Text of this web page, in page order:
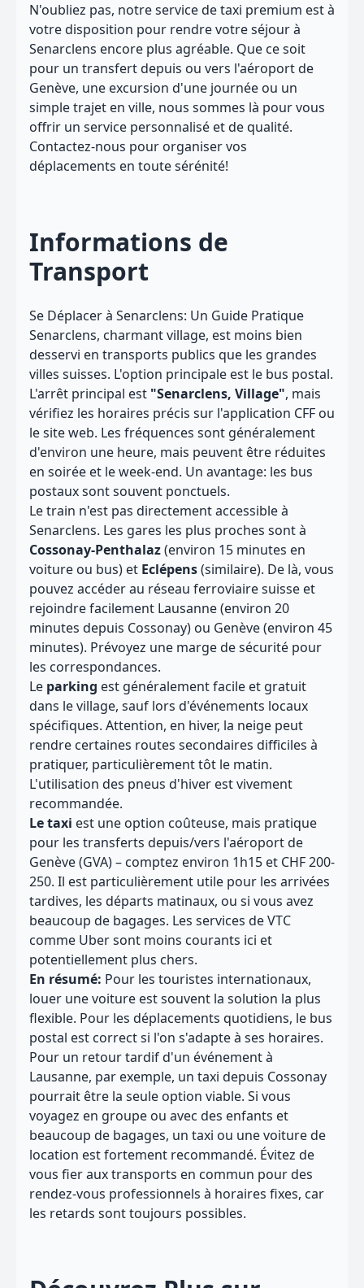
N'oubliez pas, notre service de taxi premium est à
votre disposition pour rendre votre séjour à
Senarclens encore plus agréable. Que ce soit
pour un transfert depuis ou vers l'aéroport de
Genève, une excursion d'une journée ou un
simple trajet en ville, nous sommes là pour vous
offrir un service personnalisé et de qualité.
Contactez-nous pour organiser vos
déplacements en toute sérénité!
Informations de
Transport
Se Déplacer à Senarclens: Un Guide Pratique
Senarclens, charmant village, est moins bien
desservi en transports publics que les grandes
villes suisses. L'option principale est le bus postal.
L'arrêt principal est "Senarclens, Village", mais
vérifiez les horaires précis sur l'application CFF ou
le site web. Les fréquences sont généralement
d'environ une heure, mais peuvent être réduites
en soirée et le week-end. Un avantage: les bus
postaux sont souvent ponctuels.
Le train n'est pas directement accessible à
Senarclens. Les gares les plus proches sont à
Cossonay-Penthalaz(environ 15 minutes en
voiture ou bus) et Eclépens(similaire). De là, vous
pouvez accéder au réseau ferroviaire suisse et
rejoindre facilement Lausanne (environ 20
minutes depuis Cossonay) ou Genève (environ 45
minutes). Prévoyez une marge de sécurité pour
les correspondances.
Le parking est généralement facile et gratuit
dans le village, sauf lors d'événements locaux
spécifiques. Attention, en hiver, la neige peut
rendre certaines routes secondaires difficiles à
pratiquer, particulièrement tôt le matin.
L'utilisation des pneus d'hiver est vivement
recommandée.
Le taxi est une option coûteuse, mais pratique
pour les transferts depuis/vers l'aéroport de
Genève (GVA) – comptez environ 1h15 et CHF 200-
250. Il est particulièrement utile pour les arrivées
tardives, les départs matinaux, ou si vous avez
beaucoup de bagages. Les services de VTC
comme Uber sont moins courants ici et
potentiellement plus chers.
En résumé: Pour les touristes internationaux,
louer une voiture est souvent la solution la plus
flexible. Pour les déplacements quotidiens, le bus
postal est correct si l'on s'adapte à ses horaires.
Pour un retour tardif d'un événement à
Lausanne, par exemple, un taxi depuis Cossonay
pourrait être la seule option viable. Si vous
voyagez en groupe ou avec des enfants et
beaucoup de bagages, un taxi ou une voiture de
location est fortement recommandé. Évitez de
vous fier aux transports en commun pour des
rendez-vous professionnels à horaires fixes, car
les retards sont toujours possibles.